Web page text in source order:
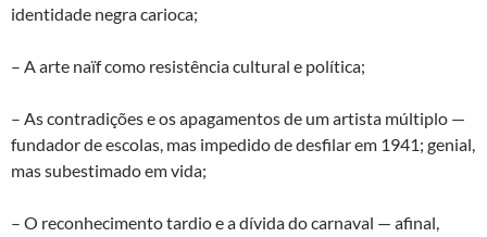
identidade negra carioca;
– A arte naïf como resistência cultural e política;
– As contradições e os apagamentos de um artista múltiplo —
fundador de escolas, mas impedido de desfilar em 1941; genial,
mas subestimado em vida;
– O reconhecimento tardio e a dívida do carnaval — afinal,